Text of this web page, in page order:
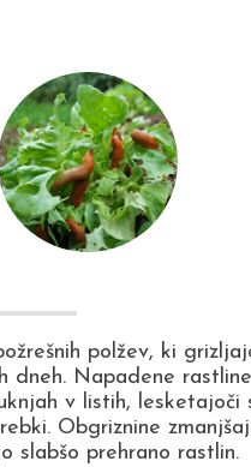
polžev, ki
dneh. Napadene rastline
v listih, lesketajoči
Obgriznine
slabšo prehrano rastlin.